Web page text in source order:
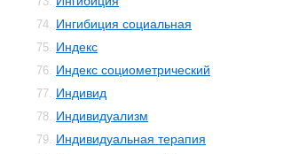
74. Ингибиция социальная
75. Индекс
76. Индекс социометрический
77. Индивид
78. Индивидуализм
79. Индивидуальная терапия